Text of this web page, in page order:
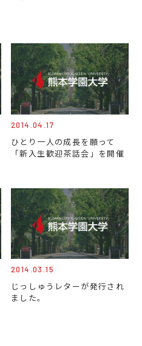
2014.04.17
ひとり一人の成長を願って
「新入生歓迎茶話会」を開催
2014.03.15
じっしゅうレターが発行され
ました。